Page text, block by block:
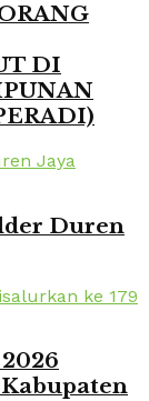
DI
Duren